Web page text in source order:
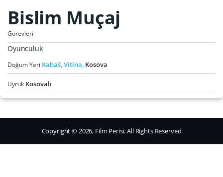
Bislim Muçaj
Görevleri
Oyunculuk
Doğum Yeri Kabaš,Vitina, Kosova
Uyruk Kosovalı
Copyright © 2026, Film Perisi. All Rights Reserved